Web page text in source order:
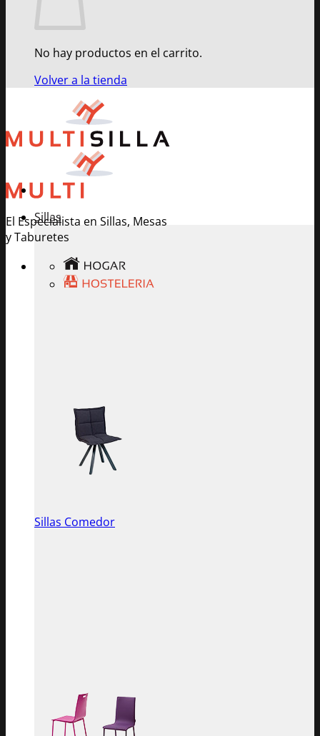
No hay productos en el carrito.
Volver a la tienda
El Especialista en Sillas, Mesas
y Taburetes
Sillas
Sillas Comedor